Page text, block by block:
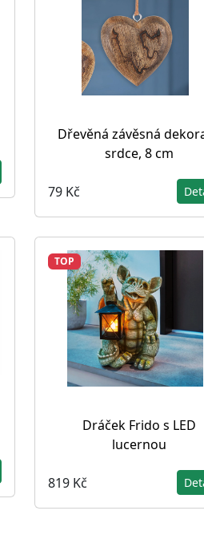
Dřevěná závěsná
srdce, 8 cm
79 Kč
TOP
Dráček Frido s LED
lucernou
819 Kč